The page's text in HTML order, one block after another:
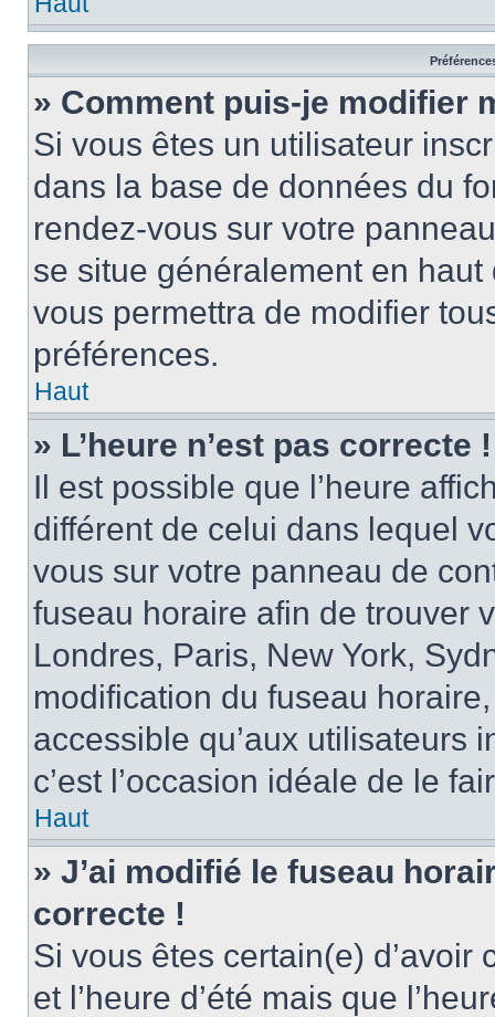
» Comment puis-je modifier
Si vous êtes un utilisateur
dans la base de données du
rendez-vous sur votre
se situe généralement en
vous permettra de modifier
préférences.
Haut
» L’heure n’est pas correcte !
Il est possible que l’heure
différent de celui dans lequel
vous sur votre panneau de
fuseau horaire afin de trouver
Londres, Paris, New York,
modification du fuseau
accessible qu’aux utilisateurs
c’est l’occasion idéale de le
Haut
» J’ai modifié le fuseau
correcte !
Si vous êtes certain(e)
et l’heure d’été mais que